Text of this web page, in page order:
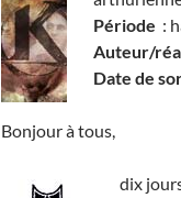
Période :
Auteur/
Date de
Bonjour à tous,
dix